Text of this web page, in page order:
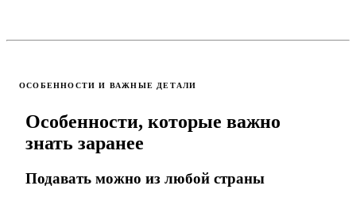
ОСОБЕННОСТИ И ВАЖНЫЕ ДЕТАЛИ
Особенности, которые важно
знать заранее
Подавать можно из любой страны